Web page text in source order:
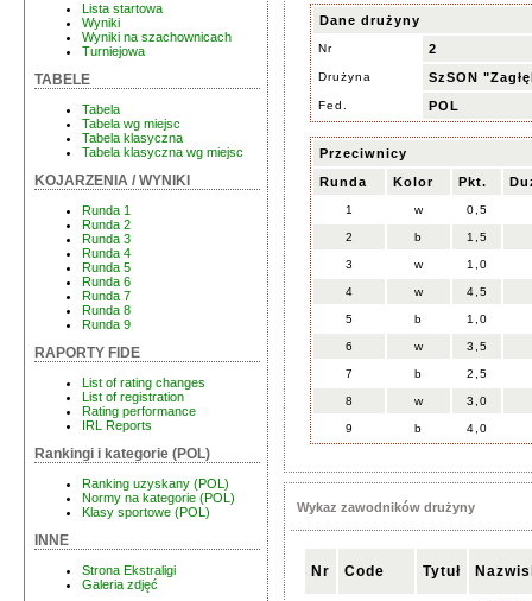
Lista startowa
Wyniki
Wyniki na szachownicach
Turniejowa
TABELE
Tabela
Tabela wg miejsc
Tabela klasyczna
Tabela klasyczna wg miejsc
KOJARZENIA / WYNIKI
Runda 1
Runda 2
Runda 3
Runda 4
Runda 5
Runda 6
Runda 7
Runda 8
Runda 9
RAPORTY FIDE
List of rating changes
List of registration
Rating performance
IRL Reports
Rankingi i kategorie (POL)
Ranking uzyskany (POL)
Normy na kategorie (POL)
Klasy sportowe (POL)
INNE
Strona Ekstraligi
Galeria zdjęć
Dane drużyny
Nr 2
Drużyna SzSON
Fed. POL
Przeciwnicy
Runda
Kolor Pkt.
1 w 0,5
2 b 1,5
3 w 1,0
4 w 4,5
5 b 1,0
6 w 3,5
7 b 2,5
8 w 3,0
9 b 4,0
Wykaz zawodników drużyny
Nr Code Tytuł